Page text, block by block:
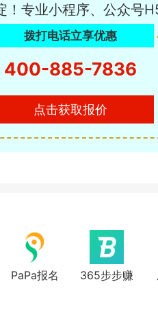
！专业小程序、公众号
拨打电话立享优惠
400-885-7836
点击获取报价
PaPa报名 365步步赚